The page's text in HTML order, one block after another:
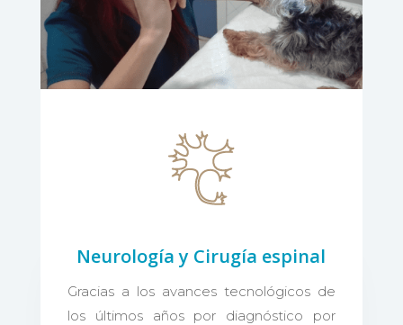
Neurología y Cirugía espinal
Gracias a los avances tecnológicos de
los últimos años por diagnóstico por